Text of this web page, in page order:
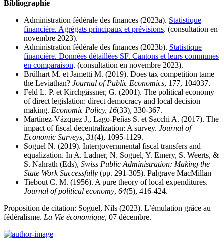
Bibliographie
Administration fédérale des finances (2023a). Statistique
financière. Agrégats principaux et prévisions. (consultation en
novembre 2023).
Administration fédérale des finances (2023b). Statistique
financière. Données détaillées SF. Cantons et leurs communes
en comparaison. (consultation en novembre 2023).
Brülhart M. et Jametti M. (2019). Does tax competition tame
the Leviathan? Journal of Public Economics, 177, 104037.
Feld L. P. et Kirchgässner, G. (2001). The political economy
of direct legislation: direct democracy and local decision–
making. Economic Policy, 16(33), 330-367.
Martínez‐Vázquez J., Lago‐Peñas S. et Sacchi A. (2017). The
impact of fiscal decentralization: A survey. Journal of
Economic Surveys, 31(4), 1095-1129.
Soguel N. (2019). Intergovernmental fiscal transfers and
equalization. In A. Ladner, N. Soguel, Y. Emery, S. Weerts, &
S. Nahrath (Eds), Swiss Public Administration: Making the
State Work Successfully (pp. 291-305). Palgrave MacMillan
Tiebout C. M. (1956). A pure theory of local expenditures.
Journal of political economy, 64(5), 416-424.
Proposition de citation: Soguel, Nils (2023). L’émulation grâce au
fédéralisme. La Vie économique, 07 décembre.